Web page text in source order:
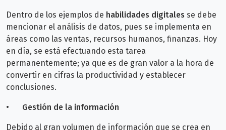
Dentro de los ejemplos de habilidades digitales se debe
mencionar el análisis de datos, pues se implementa en
áreas como las ventas, recursos humanos, finanzas. Hoy
en día, se está efectuando esta tarea
permanentemente; ya que es de gran valor a la hora de
convertir en cifras la productividad y establecer
conclusiones.
• Gestión de la información
Debido al gran volumen de información que se crea en